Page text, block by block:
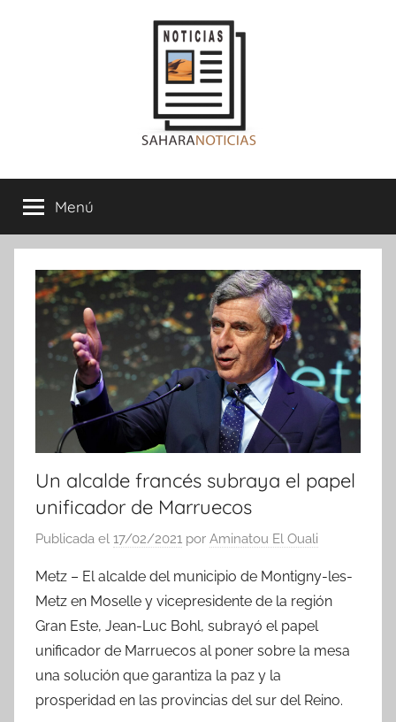
Sahara
Noticias
Menú
Un alcalde francés subraya el papel
unificador de Marruecos
Publicada el 17/02/2021 por Aminatou El Ouali
Metz – El alcalde del municipio de Montigny-les-
Metz en Moselle y vicepresidente de la región
Gran Este, Jean-Luc Bohl, subrayó el papel
unificador de Marruecos al poner sobre la mesa
una solución que garantiza la paz y la
prosperidad en las provincias del sur del Reino.